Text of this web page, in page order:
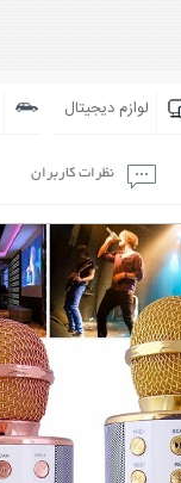
لوازم دیجیتال
نظرات کاربران